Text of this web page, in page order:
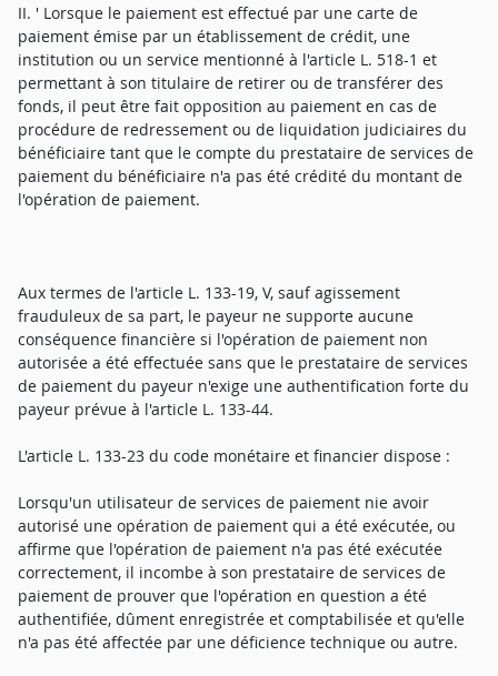
II. ' Lorsque le paiement est effectué par une carte de
paiement émise par un établissement de crédit, une
institution ou un service mentionné à l'article L. 518-1 et
permettant à son titulaire de retirer ou de transférer des
fonds, il peut être fait opposition au paiement en cas de
procédure de redressement ou de liquidation judiciaires du
bénéficiaire tant que le compte du prestataire de services de
paiement du bénéficiaire n'a pas été crédité du montant de
l'opération de paiement.
Aux termes de l'article L. 133-19, V, sauf agissement
frauduleux de sa part, le payeur ne supporte aucune
conséquence financière si l'opération de paiement non
autorisée a été effectuée sans que le prestataire de services
de paiement du payeur n'exige une authentification forte du
payeur prévue à l'article L. 133-44.
L'article L. 133-23 du code monétaire et financier dispose :
Lorsqu'un utilisateur de services de paiement nie avoir
autorisé une opération de paiement qui a été exécutée, ou
affirme que l'opération de paiement n'a pas été exécutée
correctement, il incombe à son prestataire de services de
paiement de prouver que l'opération en question a été
authentifiée, dûment enregistrée et comptabilisée et qu'elle
n'a pas été affectée par une déficience technique ou autre.